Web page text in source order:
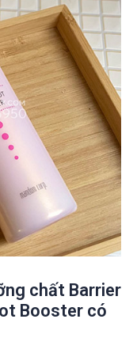
chất Barrier
Booster có